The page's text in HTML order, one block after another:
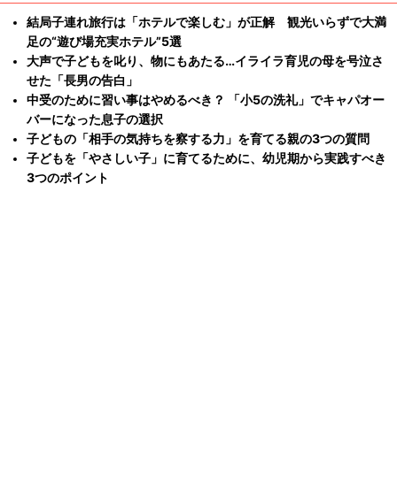
結局子連れ旅行は「ホテルで楽しむ」が正解 観光いらずで大満
足の“遊び場充実ホテル”5選
大声で子どもを叱り、物にもあたる…イライラ育児の母を号泣さ
せた「長男の告白」
中受のために習い事はやめるべき？ 「小5の洗礼」でキャパオー
バーになった息子の選択
子どもの「相手の気持ちを察する力」を育てる親の3つの質問
子どもを「やさしい子」に育てるために、幼児期から実践すべき
3つのポイント